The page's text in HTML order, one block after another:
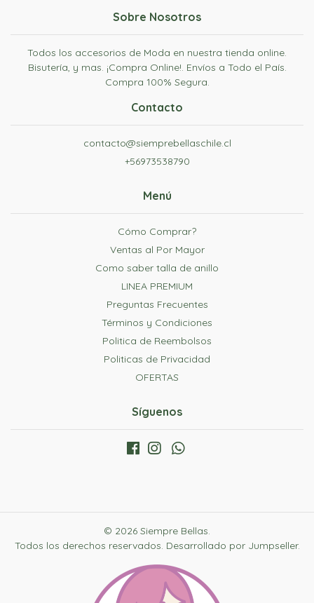
Sobre Nosotros
Todos los accesorios de Moda en nuestra tienda online.
Bisutería, y mas. ¡Compra Online!. Envíos a Todo el País.
Compra 100% Segura.
Contacto
contacto@siemprebellaschile.cl
+56973538790
Menú
Cómo Comprar?
Ventas al Por Mayor
Como saber talla de anillo
LINEA PREMIUM
Preguntas Frecuentes
Términos y Condiciones
Politica de Reembolsos
Politicas de Privacidad
OFERTAS
Síguenos
© 2026 Siempre Bellas.
Todos los derechos reservados. Desarrollado por Jumpseller.